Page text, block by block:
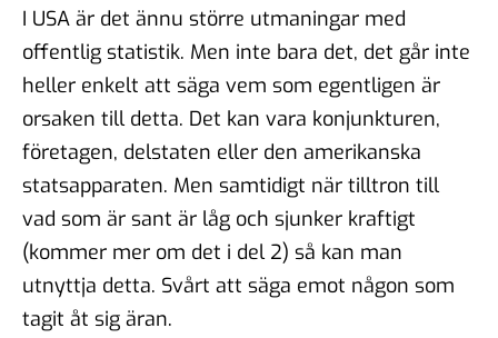
I USA är det ännu större utmaningar med
offentlig statistik. Men inte bara det, det går inte
heller enkelt att säga vem som egentligen är
orsaken till detta. Det kan vara konjunkturen,
företagen, delstaten eller den amerikanska
statsapparaten. Men samtidigt när tilltron till
vad som är sant är låg och sjunker kraftigt
(kommer mer om det i del 2) så kan man
utnyttja detta. Svårt att säga emot någon som
tagit åt sig äran.